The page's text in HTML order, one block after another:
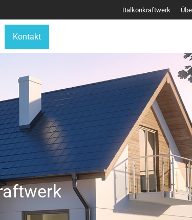
Balkonkraftwerk
Kontakt